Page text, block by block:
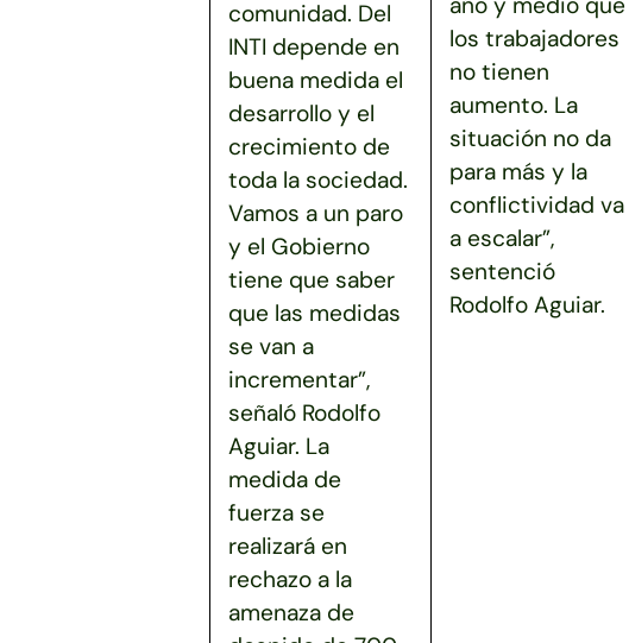
comunidad. Del
INTI depende en
buena medida el
desarrollo y el
crecimiento de
toda la sociedad.
Vamos a un paro
y el Gobierno
tiene que saber
que las medidas
se van a
incrementar”,
señaló Rodolfo
Aguiar. La
medida de
fuerza se
realizará en
rechazo a la
amenaza de
los trabajadores
no tienen
aumento. La
situación no da
para más y la
conflictividad va
a escalar”,
sentenció
Rodolfo Aguiar.